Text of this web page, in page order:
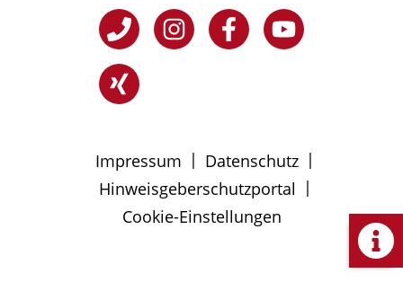
Impressum | Datenschutz |
Hinweisgeberschutzportal |
Cookie-Einstellungen